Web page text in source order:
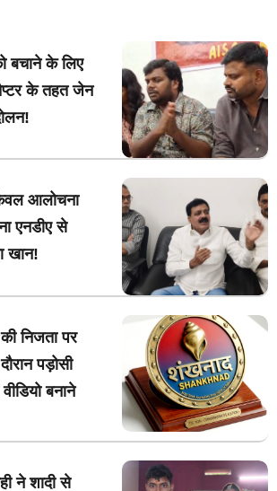
बचाने के लिए
के तहत जेन
आलोचना
एनडीए से
खान!
निजता पर
पड़ोसी
बनाने
ने शादी से